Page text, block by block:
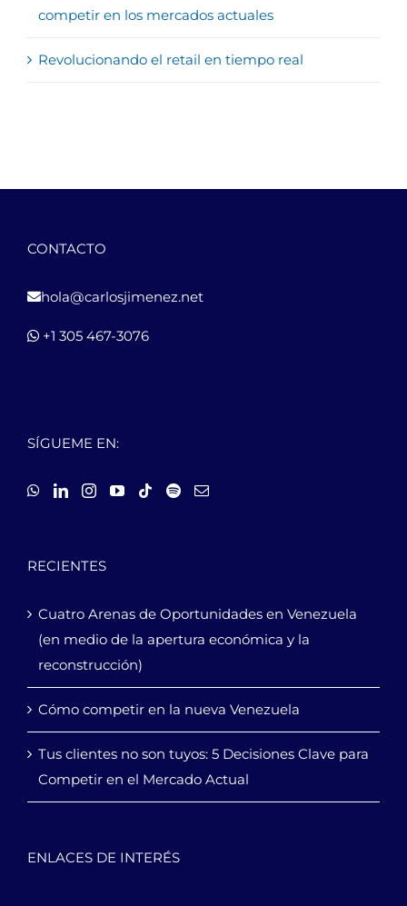
competir en los mercados actuales
Revolucionando el retail en tiempo real
CONTACTO
hola@carlosjimenez.net
+1 305 467-3076
SÍGUEME EN:
RECIENTES
Cuatro Arenas de Oportunidades en Venezuela
(en medio de la apertura económica y la
reconstrucción)
Cómo competir en la nueva Venezuela
Tus clientes no son tuyos: 5 Decisiones Clave para
Competir en el Mercado Actual
ENLACES DE INTERÉS